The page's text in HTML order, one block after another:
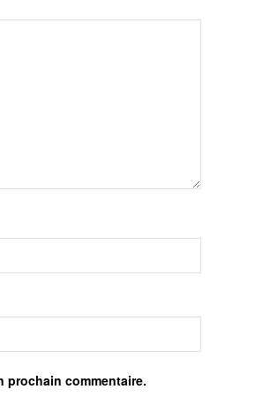
prochain commentaire.